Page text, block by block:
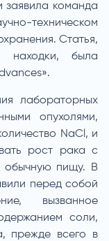
заявила команда
техническом
Статья,
находки, была
лабораторных
опухолями,
NaCl, и
рост рака с
обычную пищу. В
перед собой
вызванное
соли,
прежде всего в